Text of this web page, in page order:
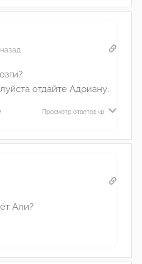
отдайте Адриану.
Просмотр ответов (1)
Али?